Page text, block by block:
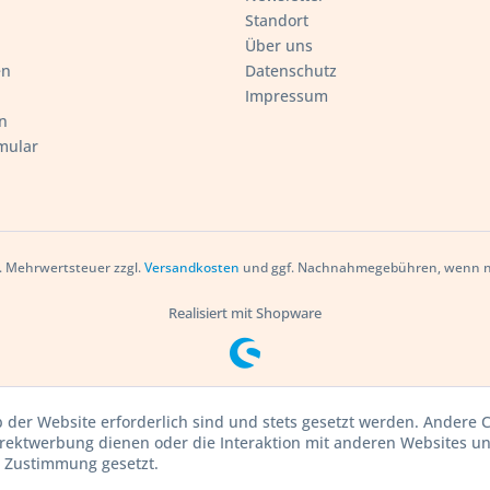
Standort
Über uns
Datenschutz
Impressum
Mehrwertsteuer zzgl.Versandkosten und ggf. Nachnahmegebühren, wenn
Realisiert mit Shopware
Website erforderlich sind und stets gesetzt werden. Andere
dienen oder die Interaktion mit anderen Websites
gesetzt.